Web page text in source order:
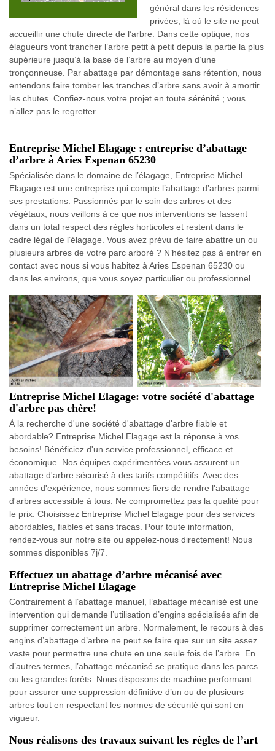
général dans les résidences
privées, là où le site ne peut
accueillir une chute directe de l’arbre. Dans cette optique, nos
élagueurs vont trancher l’arbre petit à petit depuis la partie la plus
supérieure jusqu’à la base de l’arbre au moyen d’une
tronçonneuse. Par abattage par démontage sans rétention, nous
entendons faire tomber les tranches d’arbre sans avoir à amortir
les chutes. Confiez-nous votre projet en toute sérénité ; vous
n’allez pas le regretter.
Entreprise Michel Elagage : entreprise d’abattage
d’arbre à Aries Espenan 65230
Spécialisée dans le domaine de l’élagage, Entreprise Michel
Elagage est une entreprise qui compte l’abattage d’arbres parmi
ses prestations. Passionnés par le soin des arbres et des
végétaux, nous veillons à ce que nos interventions se fassent
dans un total respect des règles horticoles et restent dans le
cadre légal de l’élagage. Vous avez prévu de faire abattre un ou
plusieurs arbres de votre parc arboré ? N’hésitez pas à entrer en
contact avec nous si vous habitez à Aries Espenan 65230 ou
dans les environs, que vous soyez particulier ou professionnel.
Entreprise Michel Elagage: votre société d'abattage
d'arbre pas chère!
À la recherche d'une société d'abattage d'arbre fiable et
abordable? Entreprise Michel Elagage est la réponse à vos
besoins! Bénéficiez d'un service professionnel, efficace et
économique. Nos équipes expérimentées vous assurent un
abattage d'arbre sécurisé à des tarifs compétitifs. Avec des
années d'expérience, nous sommes fiers de rendre l'abattage
d'arbres accessible à tous. Ne compromettez pas la qualité pour
le prix. Choisissez Entreprise Michel Elagage pour des services
abordables, fiables et sans tracas. Pour toute information,
rendez-vous sur notre site ou appelez-nous directement! Nous
sommes disponibles 7j/7.
Effectuez un abattage d’arbre mécanisé avec
Entreprise Michel Elagage
Contrairement à l’abattage manuel, l’abattage mécanisé est une
intervention qui demande l’utilisation d’engins spécialisés afin de
supprimer correctement un arbre. Normalement, le recours à des
engins d’abattage d’arbre ne peut se faire que sur un site assez
vaste pour permettre une chute en une seule fois de l’arbre. En
d’autres termes, l’abattage mécanisé se pratique dans les parcs
ou les grandes forêts. Nous disposons de machine performant
pour assurer une suppression définitive d’un ou de plusieurs
arbres tout en respectant les normes de sécurité qui sont en
vigueur.
Nous réalisons des travaux suivant les règles de l’art